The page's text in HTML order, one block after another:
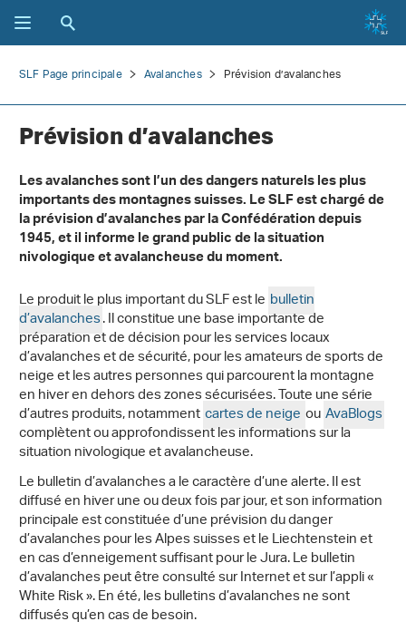
SLF Page principale Avalanches Prévision d’avalanches
Prévision d’avalanches
Les avalanches sont l’un des dangers naturels les plus
importants des montagnes suisses.Le SLF est chargé de
la prévision d’avalanches par la Confédération depuis
1945, et il informe le grand public de la situation
nivologique et avalancheuse du moment.
Le produit le plus important du SLF est le bulletin
d’avalanches. Il constitue une base importante de
préparation et de décision pour les services locaux
d’avalanches et de sécurité, pour les amateurs de sports de
neige et les autres personnes qui parcourent la montagne
en hiver en dehors des zones sécurisées. Toute une série
d’autres produits, notammentcartes de neigeouAvaBlogs
complètent ou approfondissent les informations sur la
situation nivologique et avalancheuse.
Le bulletin d’avalanches a le caractère d’une alerte. Il est
diffusé en hiver une ou deux fois par jour, et son information
principale est constituée d’une prévision du danger
d’avalanches pour les Alpes suisses et le Liechtenstein et
en cas d’enneigement suffisant pour le Jura. Le bulletin
d’avalanches peut être consulté sur Internet et sur l’appli «
White Risk ». En été, les bulletins d’avalanches ne sont
diffusés qu’en cas de besoin.